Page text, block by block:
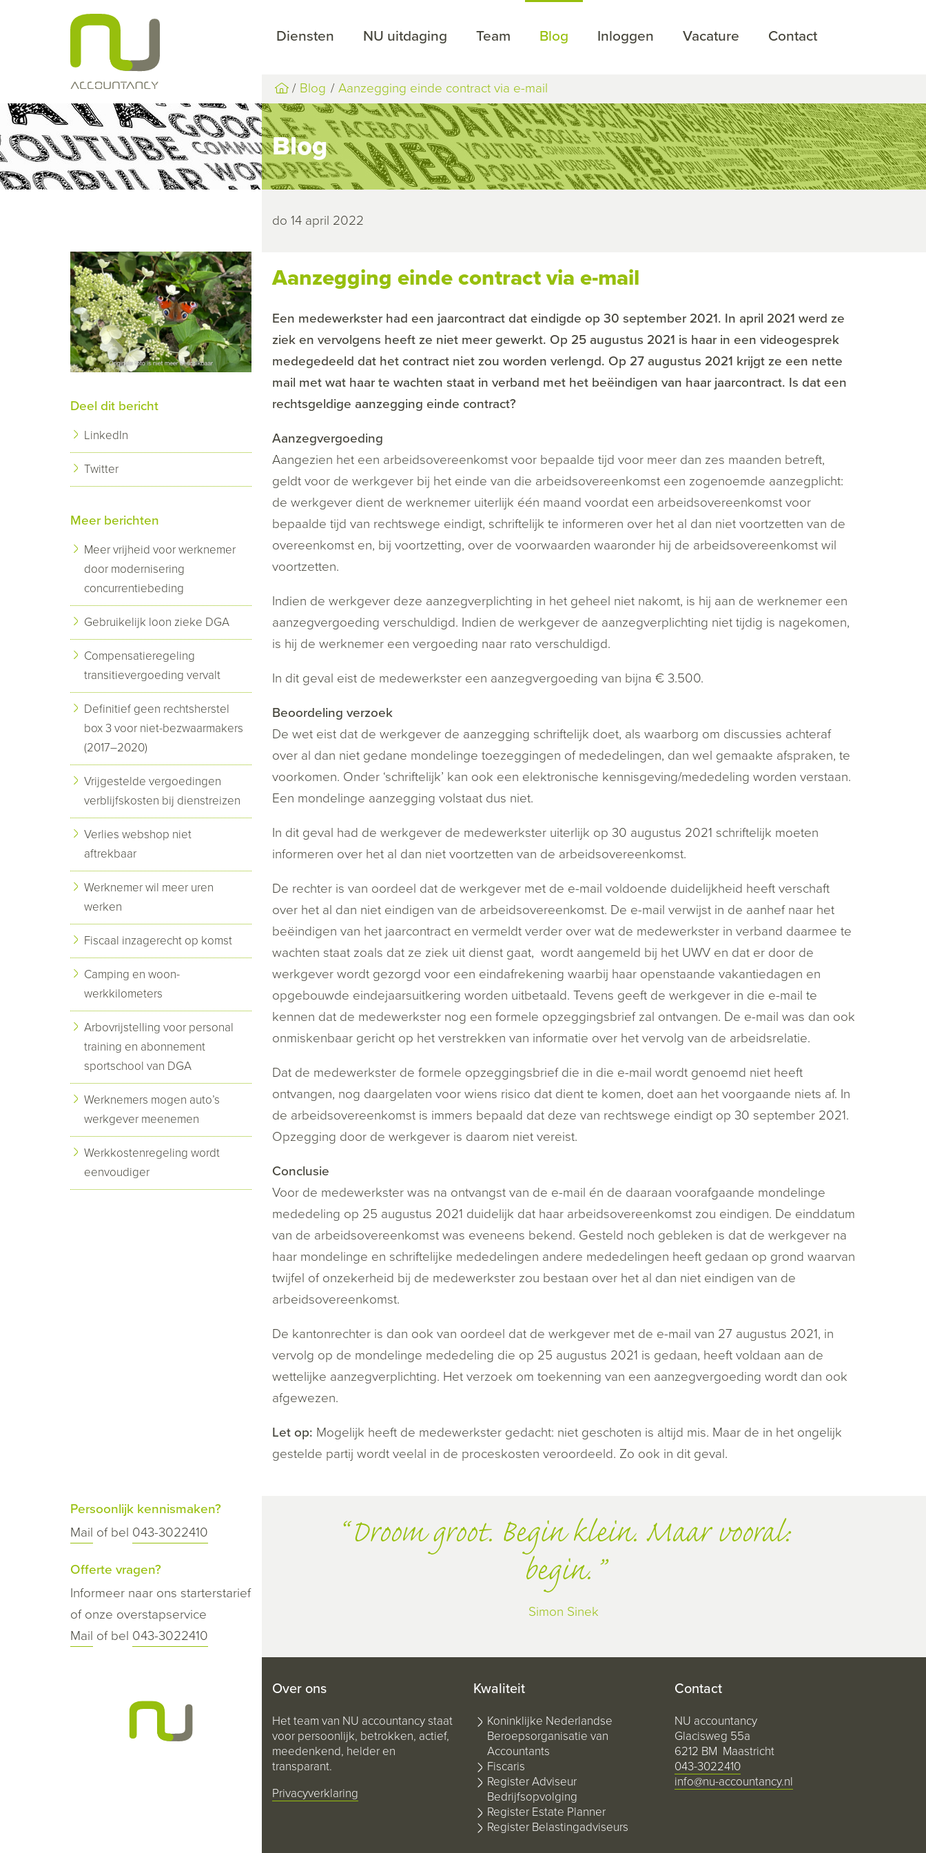
Diensten NU uitdaging Team Blog Inloggen Vacature Contact
Blog Aanzegging einde contract via e-mail
Blog
do 14 april 2022
Aanzegging einde contract via e-mail
Een medewerkster had een jaarcontract dat eindigde op 30 september 2021. In april 2021 werd ze
ziek en vervolgens heeft ze niet meer gewerkt. Op 25 augustus 2021 is haar in een videogesprek
medegedeeld dat het contract niet zou worden verlengd. Op 27 augustus 2021 krijgt ze een nette
mail met wat haar te wachten staat in verband met het beëindigen van haar jaarcontract. Is dat een
rechtsgeldige aanzegging einde contract?
Aanzegvergoeding
Aangezien het een arbeidsovereenkomst voor bepaalde tijd voor meer dan zes maanden betreft,
geldt voor de werkgever bij het einde van die arbeidsovereenkomst een zogenoemde aanzegplicht:
de werkgever dient de werknemer uiterlijk één maand voordat een arbeidsovereenkomst voor
bepaalde tijd van rechtswege eindigt, schriftelijk te informeren over het al dan niet voortzetten van de
overeenkomst en, bij voortzetting, over de voorwaarden waaronder hij de arbeidsovereenkomst wil
voortzetten.
Indien de werkgever deze aanzegverplichting in het geheel niet nakomt, is hij aan de werknemer een
aanzegvergoeding verschuldigd. Indien de werkgever de aanzegverplichting niet tijdig is nagekomen,
is hij de werknemer een vergoeding naar rato verschuldigd.
In dit geval eist de medewerkster een aanzegvergoeding van bijna € 3.500.
Beoordeling verzoek
De wet eist dat de werkgever de aanzegging schriftelijk doet, als waarborg om discussies achteraf
over al dan niet gedane mondelinge toezeggingen of mededelingen, dan wel gemaakte afspraken, te
voorkomen. Onder ‘schriftelijk’ kan ook een elektronische kennisgeving/mededeling worden verstaan.
Een mondelinge aanzegging volstaat dus niet.
In dit geval had de werkgever de medewerkster uiterlijk op 30 augustus 2021 schriftelijk moeten
informeren over het al dan niet voortzetten van de arbeidsovereenkomst.
De rechter is van oordeel dat de werkgever met de e-mail voldoende duidelijkheid heeft verschaft
over het al dan niet eindigen van de arbeidsovereenkomst. De e-mail verwijst in de aanhef naar het
beëindigen van het jaarcontract en vermeldt verder over wat de medewerkster in verband daarmee te
wachten staat zoals dat ze ziek uit dienst gaat, wordt aangemeld bij het UWV en dat er door de
werkgever wordt gezorgd voor een eindafrekening waarbij haar openstaande vakantiedagen en
opgebouwde eindejaarsuitkering worden uitbetaald. Tevens geeft de werkgever in die e-mail te
kennen dat de medewerkster nog een formele opzeggingsbrief zal ontvangen. De e-mail was dan ook
onmiskenbaar gericht op het verstrekken van informatie over het vervolg van de arbeidsrelatie.
Dat de medewerkster de formele opzeggingsbrief die in die e-mail wordt genoemd niet heeft
ontvangen, nog daargelaten voor wiens risico dat dient te komen, doet aan het voorgaande niets af. In
de arbeidsovereenkomst is immers bepaald dat deze van rechtswege eindigt op 30 september 2021.
Opzegging door de werkgever is daarom niet vereist.
Conclusie
Voor de medewerkster was na ontvangst van de e-mail én de daaraan voorafgaande mondelinge
mededeling op 25 augustus 2021 duidelijk dat haar arbeidsovereenkomst zou eindigen. De einddatum
van de arbeidsovereenkomst was eveneens bekend. Gesteld noch gebleken is dat de werkgever na
haar mondelinge en schriftelijke mededelingen andere mededelingen heeft gedaan op grond waarvan
twijfel of onzekerheid bij de medewerkster zou bestaan over het al dan niet eindigen van de
arbeidsovereenkomst.
De kantonrechter is dan ook van oordeel dat de werkgever met de e-mail van 27 augustus 2021, in
vervolg op de mondelinge mededeling die op 25 augustus 2021 is gedaan, heeft voldaan aan de
wettelijke aanzegverplichting. Het verzoek om toekenning van een aanzegvergoeding wordt dan ook
afgewezen.
Let op: Mogelijk heeft de medewerkster gedacht: niet geschoten is altijd mis. Maar de in het ongelijk
gestelde partij wordt veelal in de proceskosten veroordeeld. Zo ook in dit geval.
Deel dit bericht
LinkedIn
Twitter
Meer berichten
Meer vrijheid voor werknemer
door modernisering
concurrentiebeding
Gebruikelijk loon zieke DGA
Compensatieregeling
transitievergoeding vervalt
Definitief geen rechtsherstel
box 3 voor niet-bezwaarmakers
(2017–2020)
Vrijgestelde vergoedingen
verblijfskosten bij dienstreizen
Verlies webshop niet
aftrekbaar
Werknemer wil meer uren
werken
Fiscaal inzagerecht op komst
Camping en woon-
werkkilometers
Arbovrijstelling voor personal
training en abonnement
sportschool van DGA
Werknemers mogen auto’s
werkgever meenemen
Werkkostenregeling wordt
eenvoudiger
Persoonlijk kennismaken?
Mail of bel 043-3022410
Offerte vragen?
Informeer naar ons starterstarief
of onze overstapservice
Mail of bel 043-3022410
Droom groot. Begin klein. Maar vooral:
begin.
Simon Sinek
Over ons
Het team van NU accountancy staat
voor persoonlijk, betrokken, actief,
meedenkend, helder en
transparant.
Privacyverklaring
Kwaliteit
Koninklijke Nederlandse
Beroepsorganisatie van
Accountants
Fiscaris
Register Adviseur
Bedrijfsopvolging
Register Estate Planner
Register Belastingadviseurs
Contact
NU accountancy
Glacisweg 55a
6212 BM Maastricht
043-3022410
info@nu-accountancy.nl